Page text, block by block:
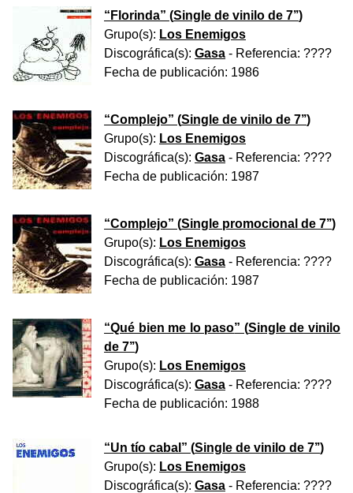
“ Florinda” (Single de vinilo de 7’’)
Grupo(s): Los Enemigos
Discográfica(s): Gasa - Referencia: ????
Fecha de publicación: 1986
“Complejo” (Single de vinilo de 7’’)
Grupo(s): Los Enemigos
Discográfica(s): Gasa - Referencia: ????
Fecha de publicación: 1987
“Complejo” (Single promocional de 7’’)
Grupo(s): Los Enemigos
Discográfica(s): Gasa - Referencia: ????
Fecha de publicación: 1987
“Qué bien me lo paso” (Single de vinilo
de 7’’)
Grupo(s): Los Enemigos
Discográfica(s): Gasa - Referencia: ????
Fecha de publicación: 1988
“Un tío cabal ” (Single de vinilo de 7’’)
Grupo(s): Los Enemigos
Discográfica(s): Gasa - Referencia: ????